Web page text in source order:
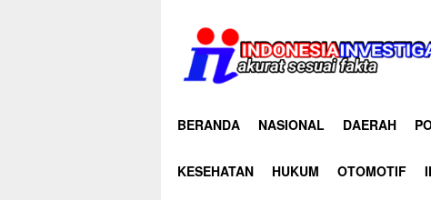
konten
BERANDA NASIONAL DAERAH
KESEHATAN HUKUM OTOMOTIF